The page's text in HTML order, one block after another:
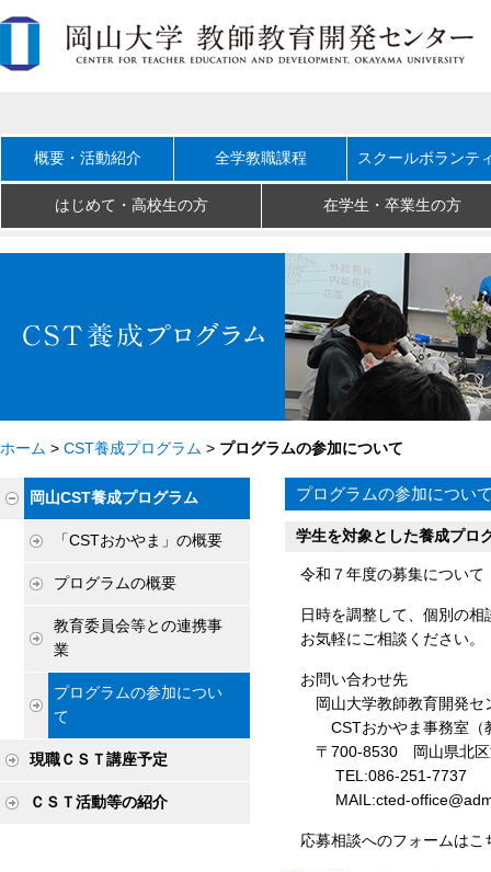
概要・活動紹介 全学教職課程 スクールボランテ
はじめて・高校生の方 在学生・卒業生の方
ホーム > CST養成プログラム > プログラムの参加について
岡山CST養成プログラム
「CSTおかやま」の概要
プログラムの概要
教育委員会等との連携事
業
プログラムの参加につい
て
現職ＣＳＴ講座予定
ＣＳＴ活動等の紹介
プログラムの参加につい
学生を対象とした養成プロ
令和７年度の募集について
日時を調整して、個別の相
お気軽にご相談ください。
お問い合わせ先
岡山大学教師教育開発セ
CSTおかやま事務室（教
〒700-8530 岡山県北区
TEL:086-251-7737
MAIL:cted-
応募相談へのフォームはこ